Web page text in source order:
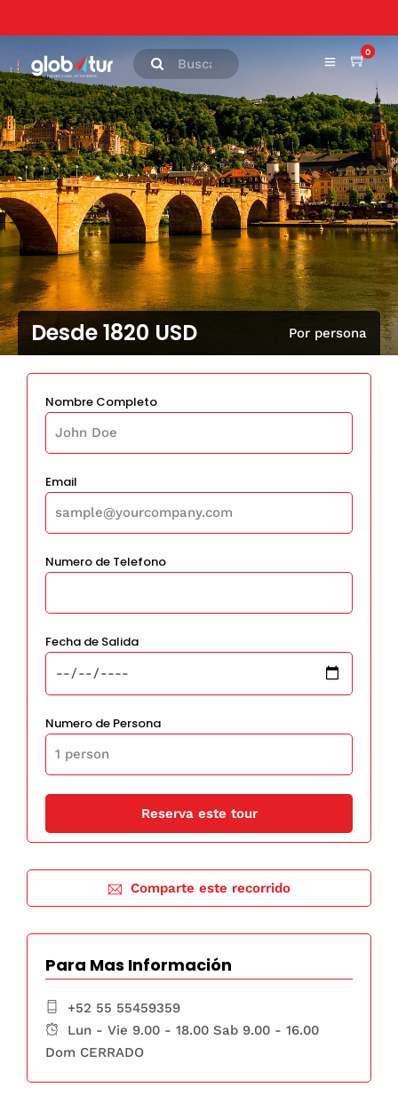
0
Desde 1820 USD Por persona
Nombre Completo
Email
Numero de Telefono
Fecha de Salida
Numero de Persona
Comparte este recorrido
Para Mas Información
+52 55 55459359
Lun - Vie 9.00 - 18.00 Sab 9.00 - 16.00
Dom CERRADO